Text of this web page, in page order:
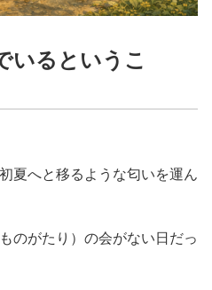
いるというこ
夏へと移るような匂いを運ん
のがたり）の会がない日だっ